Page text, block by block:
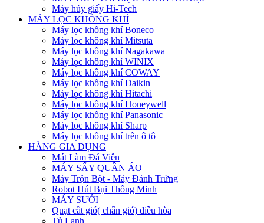
Máy hủy giấy Hi-Tech
MÁY LỌC KHÔNG KHÍ
Máy lọc không khí Boneco
Máy lọc không khí Mitsuta
Máy lọc không khí Nagakawa
Máy lọc không khí WINIX
Máy lọc không khí COWAY
Máy lọc không khí Daikin
Máy lọc không khí Hitachi
Máy lọc không khí Honeywell
Máy lọc không khí Panasonic
Máy lọc không khí Sharp
Máy lọc không khí trên ô tô
HÀNG GIA DỤNG
Mát Làm Đá Viên
MÁY SẤY QUẦN ÁO
Máy Trộn Bột - Máy Đánh Trứng
Robot Hút Bụi Thông Minh
MÁY SƯỞI
Quạt cắt gió( chắn gió) điều hòa